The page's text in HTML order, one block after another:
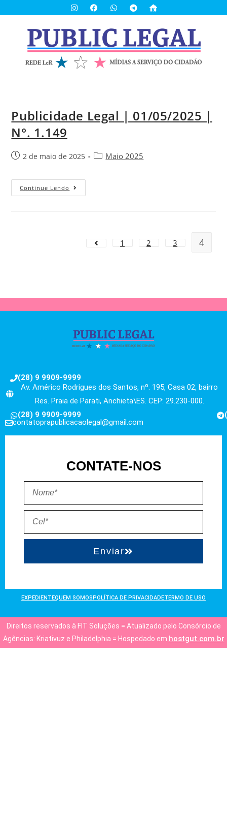
Publicidade Legal | 01/05/2025 |
N°. 1.149
2 de maio de 2025 Maio 2025
Continue Lendo
1 2 3 4
(28) 9 9909-9999
Av. Américo Rodrigues dos Santos, nº. 195, Casa 02, bairro
Res. Praia de Parati, Anchieta\ES. CEP: 29.230-000.
(28) 9 9909-9999
contatoprapublicacaolegal@gmail.com
CONTATE-NOS
Enviar
EXPEDIENTEQUEM SOMOSPOLÍTICA DE PRIVACIDADETERMO DE USO
Direitos reservados à FIT Soluções = Atualizado pelo Consórcio de
Agências: Kriativuz e Philadelphia = Hospedado em hostgut.com.br